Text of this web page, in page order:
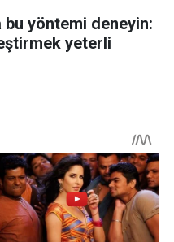
yöntemi deneyin:
yeterli